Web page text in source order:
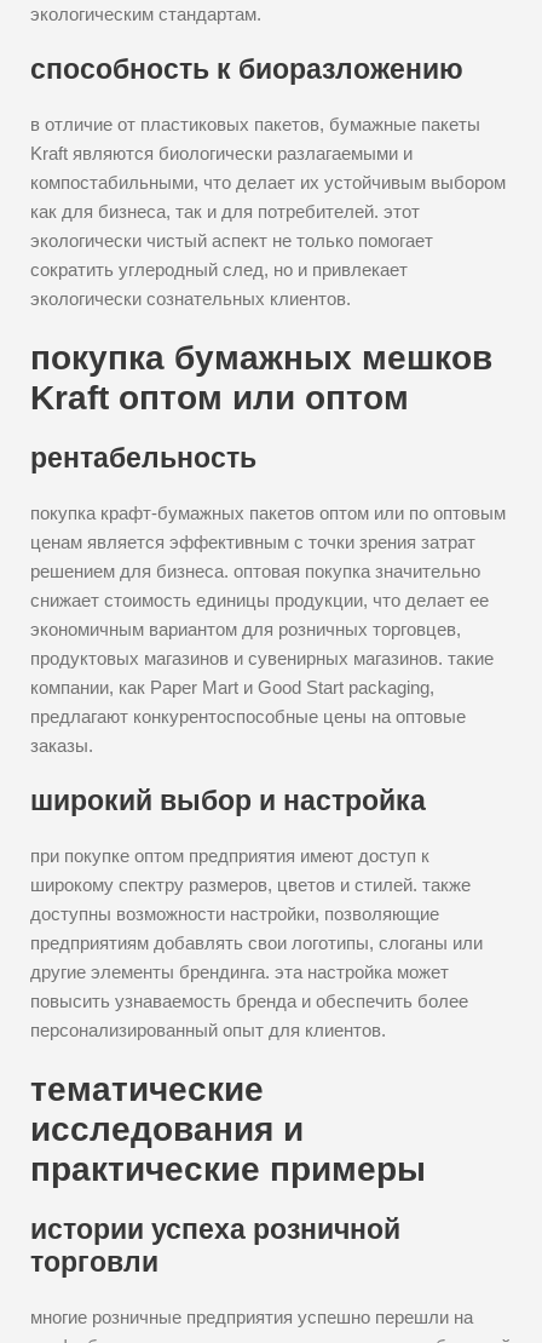
экологическим стандартам.
способность к биоразложению
в отличие от пластиковых пакетов, бумажные пакеты
Kraft являются биологически разлагаемыми и
компостабильными, что делает их устойчивым выбором
как для бизнеса, так и для потребителей. этот
экологически чистый аспект не только помогает
сократить углеродный след, но и привлекает
экологически сознательных клиентов.
покупка бумажных мешков
Kraft оптом или оптом
рентабельность
покупка крафт-бумажных пакетов оптом или по оптовым
ценам является эффективным с точки зрения затрат
решением для бизнеса. оптовая покупка значительно
снижает стоимость единицы продукции, что делает ее
экономичным вариантом для розничных торговцев,
продуктовых магазинов и сувенирных магазинов. такие
компании, как Paper Mart и Good Start packaging,
предлагают конкурентоспособные цены на оптовые
заказы.
широкий выбор и настройка
при покупке оптом предприятия имеют доступ к
широкому спектру размеров, цветов и стилей. также
доступны возможности настройки, позволяющие
предприятиям добавлять свои логотипы, слоганы или
другие элементы брендинга. эта настройка может
повысить узнаваемость бренда и обеспечить более
персонализированный опыт для клиентов.
тематические
исследования и
практические примеры
истории успеха розничной
торговли
многие розничные предприятия успешно перешли на